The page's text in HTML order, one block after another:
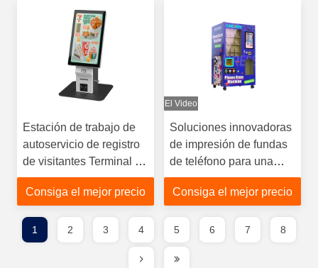
Estación de trabajo de
autoservicio de registro
de visitantes Terminal de
quioscos con impresora
de boletos
Consiga el mejor precio
El Video
Soluciones innovadoras
de impresión de fundas
de teléfono para una
experiencia de cliente
personalizada
Consiga el mejor precio
1 2 3 4 5 6 7 8